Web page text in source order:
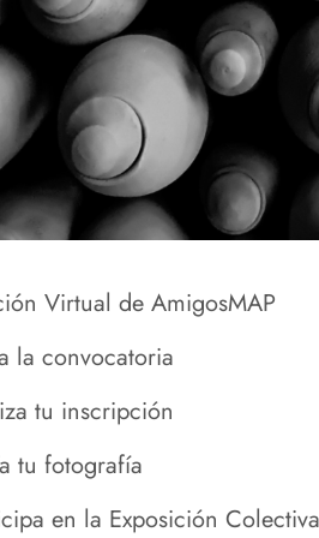
Virtual de AmigosMAP
la convocatoria
tu inscripción
tu fotografía
en la Exposición Colectiva